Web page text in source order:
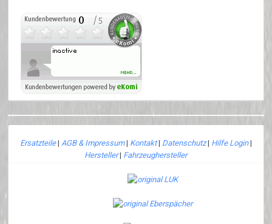
Ersatzteile| AGB & Impressum| Kontakt| Datenschutz| Hilfe Login|
Hersteller| Fahrzeughersteller